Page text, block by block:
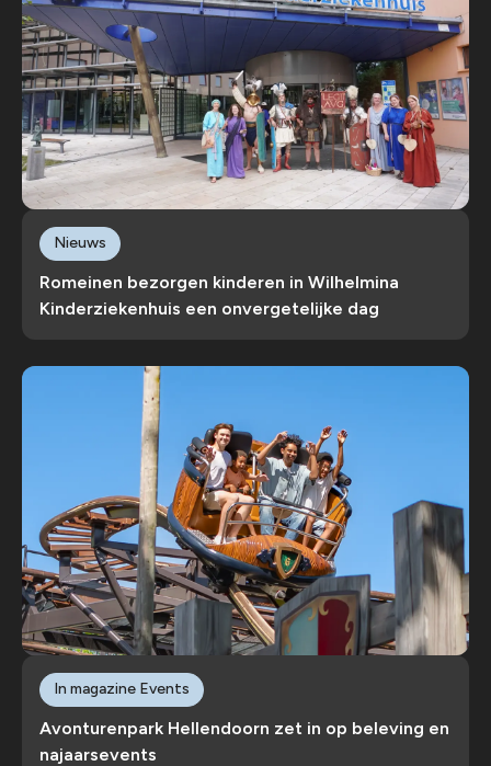
Romeinen bezorgen kinderen in Wilhelmina
Kinderziekenhuis een onvergetelijke dag
Nieuws
Avonturenpark Hellendoorn zet in op beleving en
najaarsevents
In magazine Events